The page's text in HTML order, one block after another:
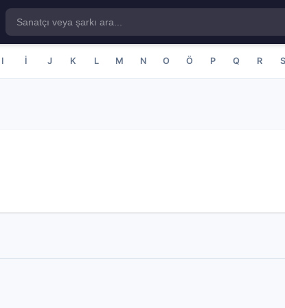
I İ J K L M N O Ö P Q R S